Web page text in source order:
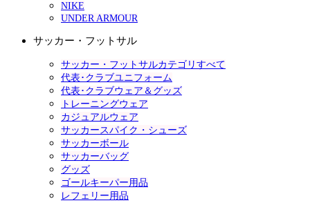
NIKE
UNDER ARMOUR
サッカー・フットサル
サッカー・フットサルカテゴリすべて
代表･クラブユニフォーム
代表･クラブウェア＆グッズ
トレーニングウェア
カジュアルウェア
サッカースパイク・シューズ
サッカーボール
サッカーバッグ
グッズ
ゴールキーパー用品
レフェリー用品